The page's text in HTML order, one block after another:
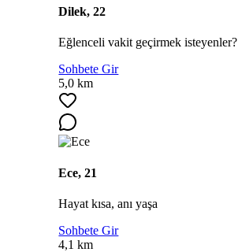
Dilek, 22
Eğlenceli vakit geçirmek isteyenler?
Sohbete Gir
5,0 km
Ece, 21
Hayat kısa, anı yaşa
Sohbete Gir
4,1 km